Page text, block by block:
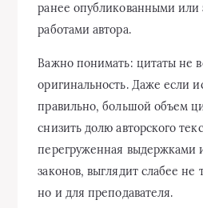
ранее опубликованными или
работами автора.
Важно понимать: цитаты не
оригинальность. Даже если
правильно, большой объем
снизить долю авторского
перегруженная выдержками
законов, выглядит слабее не
но и для преподавателя.